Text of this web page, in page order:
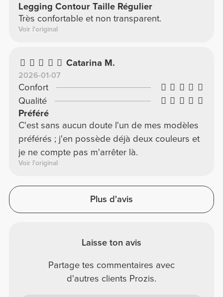
Legging Contour Taille Régulier
Très confortable et non transparent.
Voir l'original
Catarina M.
2026-01-07
Confort
Qualité
Préféré
C'est sans aucun doute l'un de mes modèles
préférés ; j'en possède déjà deux couleurs et
je ne compte pas m'arrêter là.
Voir l'original
Plus d'avis
Laisse ton avis
Partage tes commentaires avec
d'autres clients Prozis.